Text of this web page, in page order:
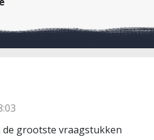
de grootste vraagstukken